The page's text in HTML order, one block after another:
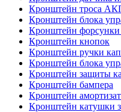
Кронштейн троса
Кронштейн блока
Кронштейн
Кронштейн кнопок
Кронштейн ручки
Кронштейн блока
Кронштейн защиты
Кронштейн бампера
Кронштейн
Кронштейн катушки